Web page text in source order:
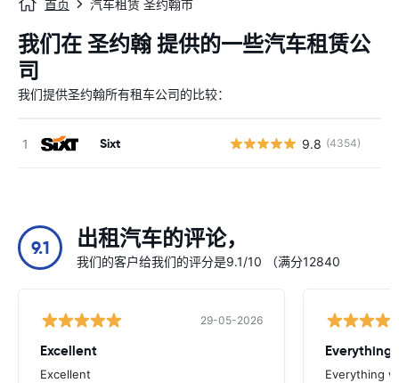
首页 汽车租赁 圣约翰市
我们在 圣约翰 提供的一些汽车租赁公
司
我们提供圣约翰所有租车公司的比较：
Sixt 9.8 (4354)
9.1 出租汽车的评论，
我们的客户给我们的评分是9.1/10 （满分12840
29-05-2026
Excellent
Excellent
Everything
Everything